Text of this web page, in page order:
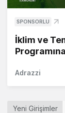
SPONSORLU
İklim ve
Adrazzi
Yeni Girişimler